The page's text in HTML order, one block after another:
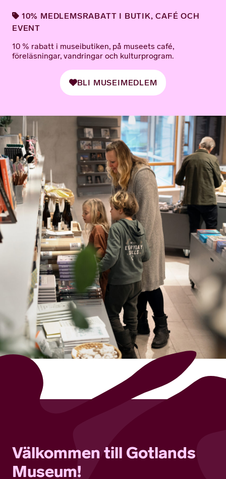
10% MEDLEMSRABATT I BUTIK, CAFÉ OCH
EVENT
10 % rabatt i museibutiken, på museets café,
föreläsningar, vandringar och kulturprogram.
BLI MUSEIMEDLEM
Välkommen till Gotlands
Museum!